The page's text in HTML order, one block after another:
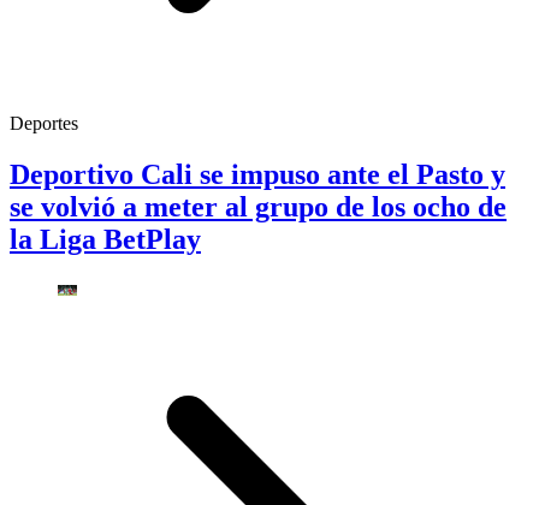
Deportes
Deportivo Cali se impuso ante el Pasto y
se volvió a meter al grupo de los ocho de
la Liga BetPlay